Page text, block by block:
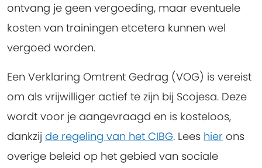
ontvang je geen vergoeding, maar eventuele
kosten van trainingen etcetera kunnen wel
vergoed worden.
Een Verklaring Omtrent Gedrag (VOG) is vereist
om als vrijwilliger actief te zijn bij Scojesa. Deze
wordt voor je aangevraagd en is kosteloos,
dankzij de regeling van het CIBG. Lees hier ons
overige beleid op het gebied van sociale